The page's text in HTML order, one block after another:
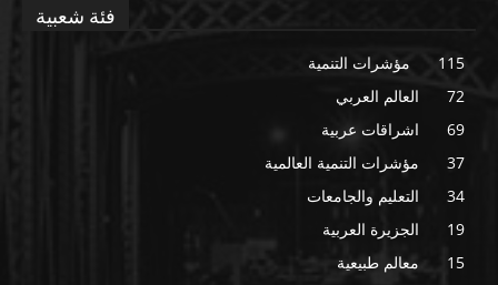
فئة شعبية
مؤشرات التنمية
115
العالم العربي
72
اشراقات عربية
69
مؤشرات التنمية العالمية
37
التعليم والجامعات
34
الجزيرة العربية
19
معالم طبيعية
15